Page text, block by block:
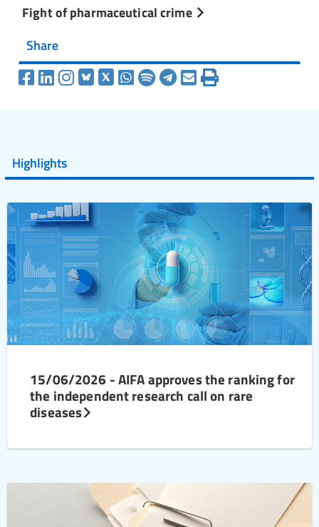
Fight of pharmaceutical crime
Share
Highlights
15/06/2026 - AIFA approves the ranking for
the independent research call on rare
diseases